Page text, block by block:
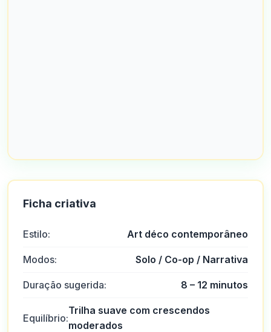
Ficha criativa
Estilo: Art déco contemporâneo
Modos: Solo / Co-op / Narrativa
Duração sugerida: 8 – 12 minutos
Equilíbrio:
Trilha suave com crescendos
moderados